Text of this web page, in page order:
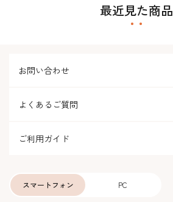
最近見た商品
お問い合わせ
よくあるご質問
ご利用ガイド
PC
スマートフォン